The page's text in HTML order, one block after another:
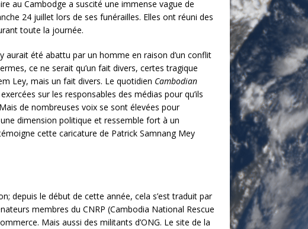
au Cambodge a suscité une immense vague de
24 juillet lors de ses funérailles. Elles ont réuni des
toute la journée.
aurait été abattu par un homme en raison d’un conflit
ce ne serait qu’un fait divers, certes tragique
Ley, mais un fait divers. Le quotidien Cambodian
sur les responsables des médias pour qu’ils
de nombreuses voix se sont élevées pour
dimension politique et ressemble fort à un
cette caricature de Patrick Samnang Mey
depuis le début de cette année, cela s’est traduit par
membres du CNRP (Cambodia National Rescue
Mais aussi des militants d’ONG. Le site de la